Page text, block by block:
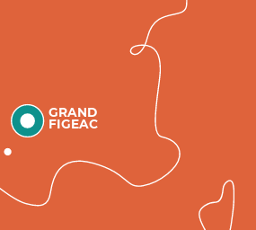
GRAND
FIGEAC